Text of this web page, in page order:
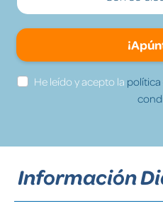
He leído y acepto la
Información